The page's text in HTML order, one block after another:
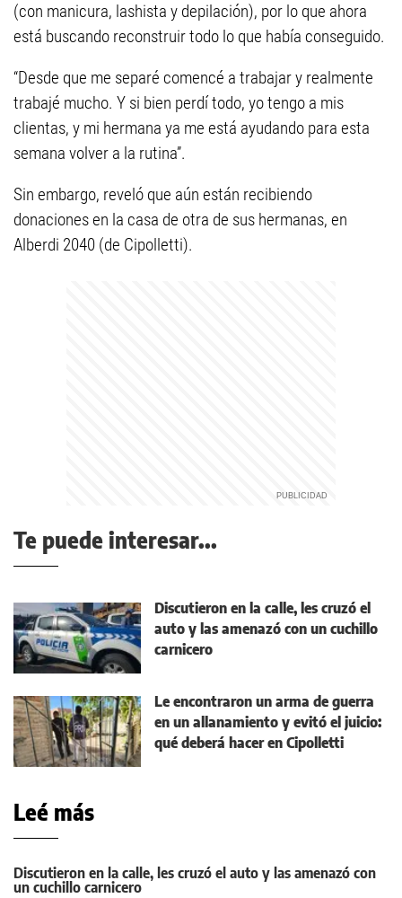
(con manicura, lashista y depilación), por lo que ahora
está buscando reconstruir todo lo que había conseguido.
“Desde que me separé comencé a trabajar y realmente
trabajé mucho. Y si bien perdí todo, yo tengo a mis
clientas, y mi hermana ya me está ayudando para esta
semana volver a la rutina”.
Sin embargo, reveló que aún están recibiendo
donaciones en la casa de otra de sus hermanas, en
Alberdi 2040 (de Cipolletti).
Te puede interesar...
Discutieron en la calle, les cruzó el
auto y las amenazó con un cuchillo
carnicero
Le encontraron un arma de guerra
en un allanamiento y evitó el juicio:
qué deberá hacer en Cipolletti
Leé más
Discutieron en la calle, les cruzó el auto y las amenazó con
un cuchillo carnicero